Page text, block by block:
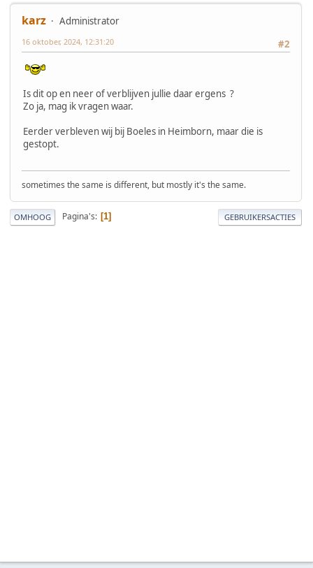
karz
Administrator
#2
16 oktober, 2024, 12:31:20
Is dit op en neer of verblijven jullie daar ergens ?
Zo ja, mag ik vragen waar.
Eerder verbleven wij bij Boeles in Heimborn, maar die is
gestopt.
sometimes the same is different, but mostly it's the same.
OMHOOG Pagina's 1 GEBRUIKERSACTIES